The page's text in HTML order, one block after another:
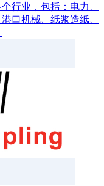
行业，包括：电力、
口机械、纸浆造纸、